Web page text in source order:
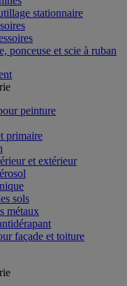
stationnaire
ponceuse et scie à ruban
peinture
primaire
et extérieur
sols
métaux
façade et toiture